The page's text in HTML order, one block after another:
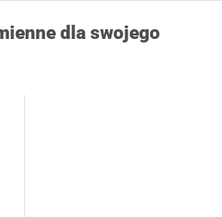
dla swojego